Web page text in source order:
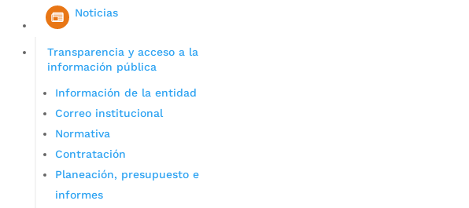
Noticias
Transparencia y acceso a la
información pública
Información de la entidad
Correo institucional
Normativa
Contratación
Planeación, presupuesto e
informes